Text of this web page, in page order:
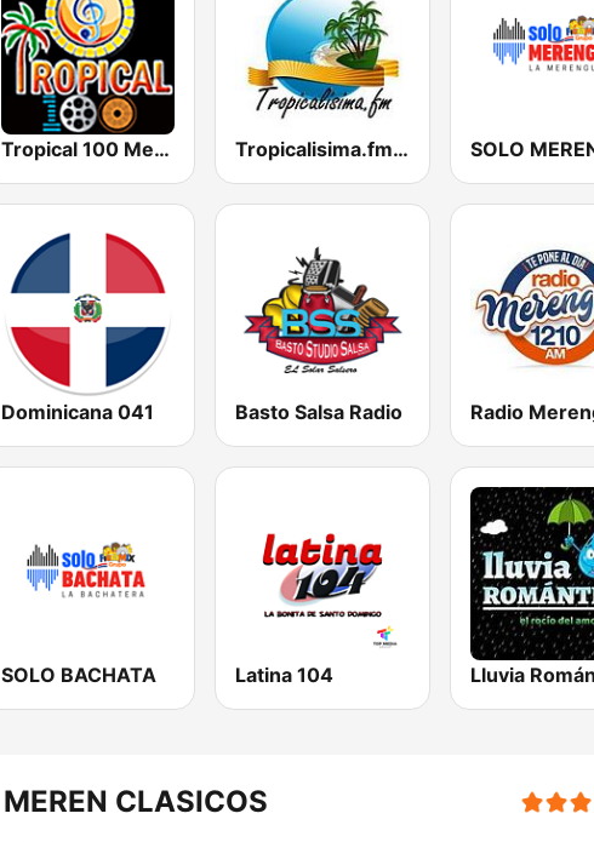
Tropical 100 Merengue Tropicalisima.fm - Merengue SOLO
Dominicana 041 Basto Salsa Radio
SOLO BACHATA Latina 104 Lluvia
MEREN CLASICOS